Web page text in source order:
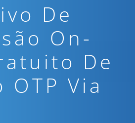
De
On-
De
OTP Via